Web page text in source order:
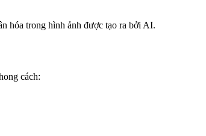
hóa trong hình ảnh được tạo ra bởi AI.
cách: